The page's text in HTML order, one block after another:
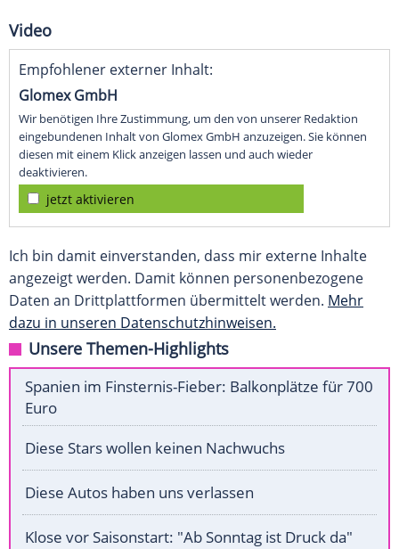
Video
Empfohlener externer Inhalt:
Glomex GmbH
Wir benötigen Ihre Zustimmung, um den von unserer Redaktion
eingebundenen Inhalt von Glomex GmbH anzuzeigen. Sie können
diesen mit einem Klick anzeigen lassen und auch wieder
deaktivieren.
jetzt aktivieren
Ich bin damit einverstanden, dass mir externe Inhalte
angezeigt werden. Damit können personenbezogene
Daten an Drittplattformen übermittelt werden. Mehr
dazu in unseren Datenschutzhinweisen.
Unsere Themen-Highlights
Spanien im Finsternis-Fieber: Balkonplätze für 700
Euro
Diese Stars wollen keinen Nachwuchs
Diese Autos haben uns verlassen
Klose vor Saisonstart: "Ab Sonntag ist Druck da"